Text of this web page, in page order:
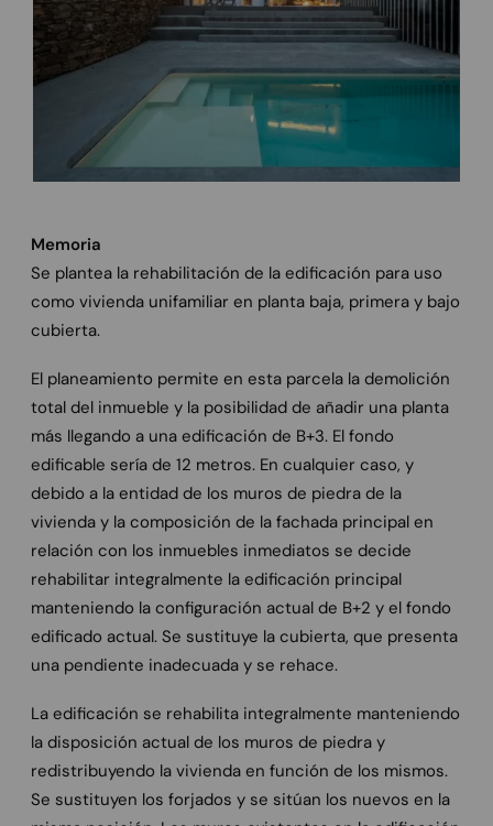
Memoria
Se plantea la rehabilitación de la edificación para uso
como vivienda unifamiliar en planta baja, primera y bajo
cubierta.
El planeamiento permite en esta parcela la demolición
total del inmueble y la posibilidad de añadir una planta
más llegando a una edificación de B+3. El fondo
edificable sería de 12 metros. En cualquier caso, y
debido a la entidad de los muros de piedra de la
vivienda y la composición de la fachada principal en
relación con los inmuebles inmediatos se decide
rehabilitar integralmente la edificación principal
manteniendo la configuración actual de B+2 y el fondo
edificado actual. Se sustituye la cubierta, que presenta
una pendiente inadecuada y se rehace.
La edificación se rehabilita integralmente manteniendo
la disposición actual de los muros de piedra y
redistribuyendo la vivienda en función de los mismos.
Se sustituyen los forjados y se sitúan los nuevos en la